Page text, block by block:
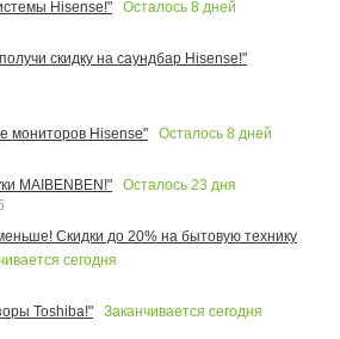
Hisense!"
Осталось 8 дней
скидку на саундбар Hisense!"
мониторов Hisense"
Осталось 8 дней
MAIBENBEN!"
Осталось 23 дня
Скидки до 20% на бытовую технику
сегодня
Toshiba!"
Заканчивается сегодня